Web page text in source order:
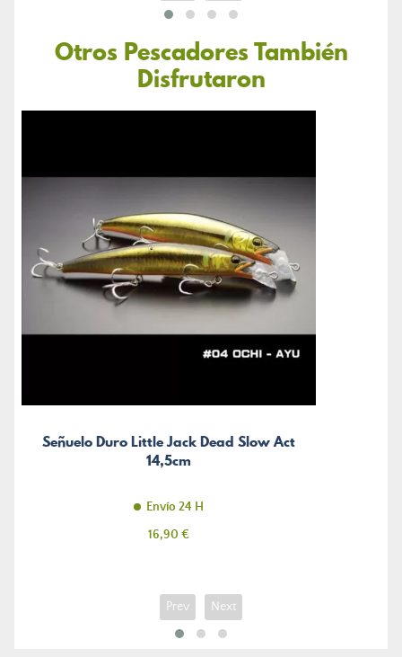
Otros Pescadores También
Disfrutaron
Señuelo Duro Little Jack Dead Slow Act
14,5cm
Envío 24 H
Precio
16,90 €
Prev Next